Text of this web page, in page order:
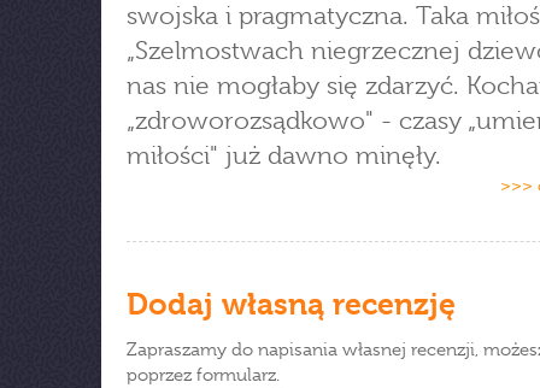
swojska i pragmatyczna. Taka
„Szelmostwach niegrzecznej
nas nie mogłaby się zdarzyć.
„zdroworozsądkowo" - czasy
miłości" już dawno minęły.
>>>
Dodaj własną recenzję
Zapraszamy do napisania własnej recenzji,
poprzez formularz.